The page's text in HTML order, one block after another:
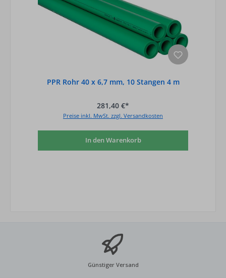
PPR Rohr 40 x 6,7 mm, 10 Stangen 4 m
281,40 €*
Preise inkl. MwSt. zzgl. Versandkosten
In den Warenkorb
Günstiger Versand